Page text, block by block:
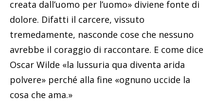
creata dall’uomo per l’uomo» diviene fonte di
dolore. Difatti il carcere, vissuto
tremedamente, nasconde cose che nessuno
avrebbe il coraggio di raccontare. E come dice
Oscar Wilde «la lussuria qua diventa arida
polvere» perché alla fine «ognuno uccide la
cosa che ama.»